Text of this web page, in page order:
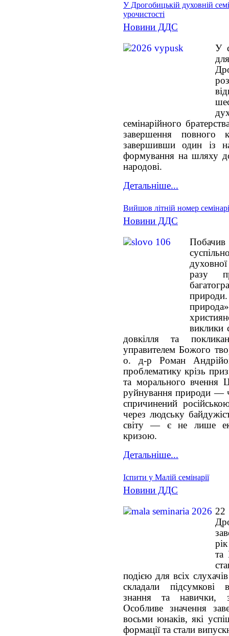
У Дрогобицькій духовній
урочистості
Новини ДДС
У
семінарійного
завершення повного
завершивши один із
формування на шляху
народові.
Детальніше...
Вийшов літній номер
Новини ДДС
Побачив
разу
виклики
довкілля та
управителем Божого
о. д-р Роман
проблематику крізь
та морального вчення
руйнування природи —
спричинений
через людську
світу — є не лише
кризою.
Детальніше...
Іспити у Малій семінарії
Новини ДДС
та
подією для всіх
складали підсумкові
знання та навички,
Особливе значення
восьми юнаків, які
формації та стали